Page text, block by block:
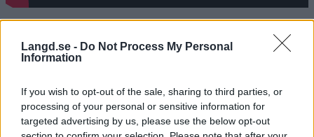
Langd.se - Do Not Process My Personal
Information
If you wish to opt-out of the sale, sharing to third parties, or
processing of your personal or sensitive information for
targeted advertising by us, please use the below opt-out
Läs också: Rullskidguiden 2025
teknikklipp, både för klassiskt och skate.Klicka
här för att komma dit!